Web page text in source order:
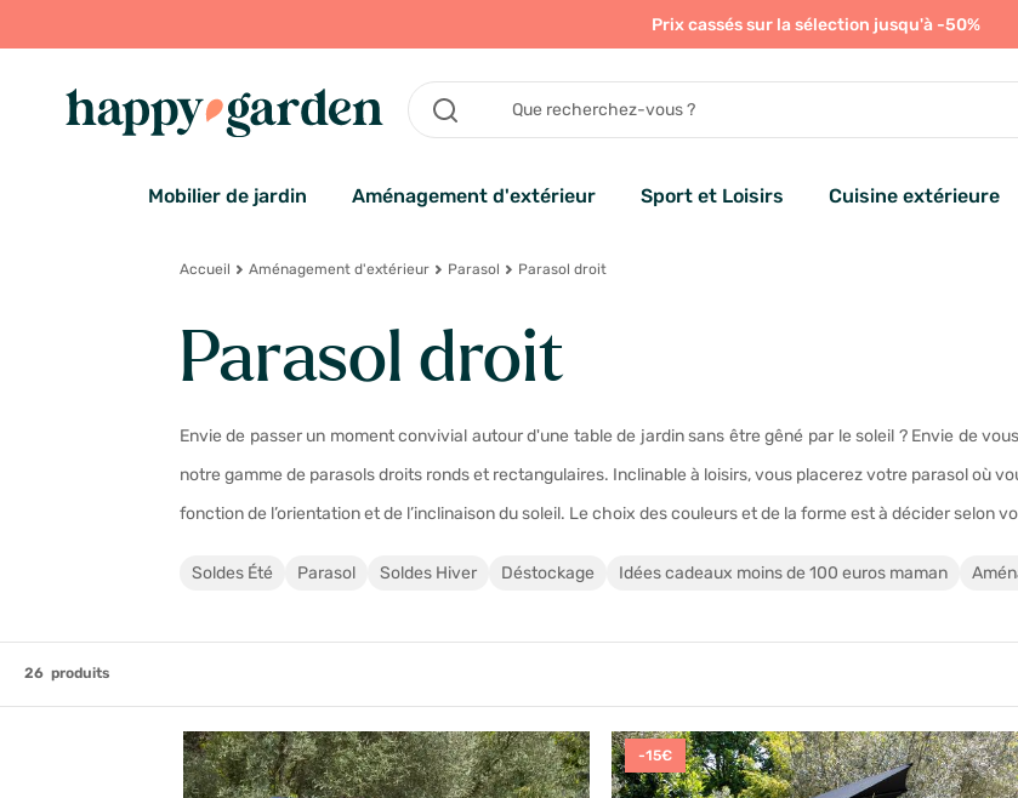
Prix cassés sur la sélection jusqu'à -50%
Mobilier de jardin Aménagement d'extérieur Sport et Loisirs Cuisine extérieure
Accueil Aménagement d'extérieur Parasol Parasol droit
Parasol droit
Envie de passer un moment convivial autour d'une table de jardin sans être gêné par le soleil ? Envie de
notre gamme de parasols droits ronds et rectangulaires. Inclinable à loisirs, vous placerez votre parasol où
fonction de l’orientation et de l’inclinaison du soleil. Le choix des couleurs et de la forme est à décider selon
Soldes Été Parasol Soldes Hiver Déstockage Idées cadeaux moins de 100 euros maman
26 produits
-15€